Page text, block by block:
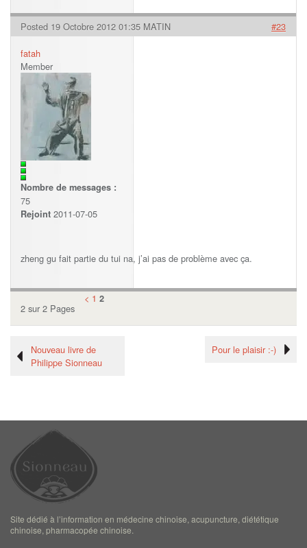
Posted 19 Octobre 2012 01:35 MATIN #23
fatah
Member
Nombre de messages :
75
Rejoint 2011-07-05
zheng gu fait partie du tui na, j’ai pas de problème avec ça.
2 sur 2 Pages
< 1 2
Pour le plaisir :-)
Nouveau livre de
Philippe Sionneau
Site dédié à l’information en médecine chinoise, acupuncture, diététique
chinoise, pharmacopée chinoise.